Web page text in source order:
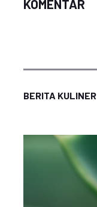
KOMENTAR
BERITA KULINER